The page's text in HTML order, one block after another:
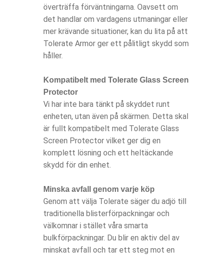
överträffa förväntningarna. Oavsett om
det handlar om vardagens utmaningar eller
mer krävande situationer, kan du lita på att
Tolerate Armor ger ett pålitligt skydd som
håller.
Kompatibelt med Tolerate Glass Screen
Protector
Vi har inte bara tänkt på skyddet runt
enheten, utan även på skärmen. Detta skal
är fullt kompatibelt med Tolerate Glass
Screen Protector vilket ger dig en
komplett lösning och ett heltäckande
skydd för din enhet.
Minska avfall genom varje köp
Genom att välja Tolerate säger du adjö till
traditionella blisterförpackningar och
välkomnar i stället våra smarta
bulkförpackningar. Du blir en aktiv del av
minskat avfall och tar ett steg mot en